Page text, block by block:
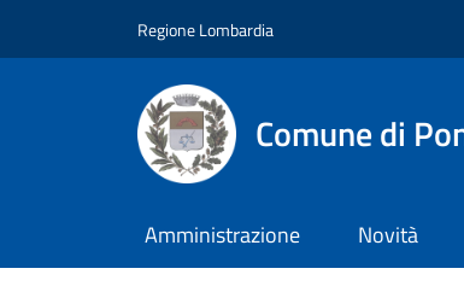
Regione Lombardia
Comune di
Amministrazione Novità